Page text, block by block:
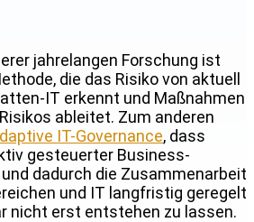
jahrelangen Forschung ist
die das Risiko von aktuell
IT erkennt und Maßnahmen
ableitet. Zum anderen
IT-Governance, dass
gesteuerter Business-
dadurch die Zusammenarbeit
und IT langfristig geregelt
nicht erst entstehen zu lassen.